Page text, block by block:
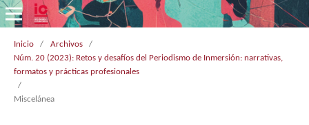
Inicio / Archivos
/
Núm. 20 (2023): Retos y desafíos del Periodismo de Inmersión: narrativas,
formatos y prácticas profesionales
/
Miscelánea